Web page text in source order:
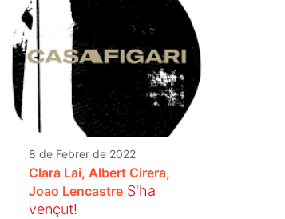
8 de Febrer de 2022
Clara Lai, Albert Cirera,
Joao Lencastre S'ha
vençut!